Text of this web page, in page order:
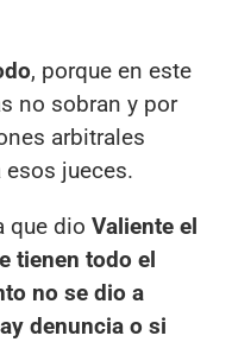
, porque en este
no sobran y por
arbitrales
jueces.
que dio Valiente el
tienen todo el
no se dio a
denuncia o si